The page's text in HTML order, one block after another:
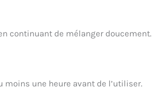
continuant de mélanger doucement.
moins une heure avant de l’utiliser.